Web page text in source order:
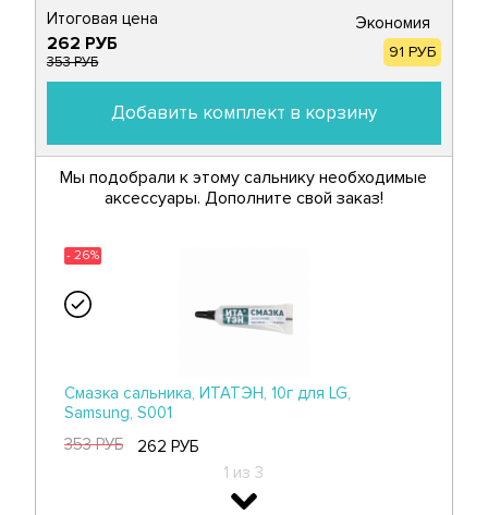
Итоговая цена
262 РУБ
353 РУБ
Экономия
91 РУБ
Добавить комплект в корзину
Мы подобрали к этому сальнику необходимые
аксессуары. Дополните свой заказ!
- 26%
Смазка сальника, ИТАТЭН, 10г для LG,
Samsung, S001
353 РУБ
262 РУБ
1 из 3